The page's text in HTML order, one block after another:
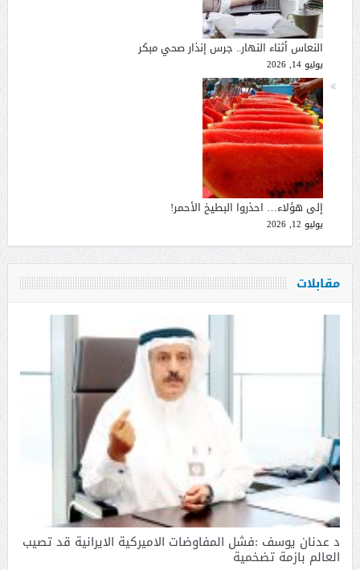
النعاس أثناء النهار.. جرس إنذار صحي مبكر
يوليو 14, 2026
إلى هؤلاء… احذروا البطيخ الأحمر!
يوليو 12, 2026
مقابلات
د عدنان يوسف :فشل المفاوضات الاميركية الايرانية قد تصيب
العالم بازمة تضخمية